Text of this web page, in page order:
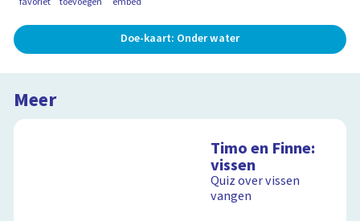
Doe-kaart: Onder water
Meer
Timo en Finne:
vissen
Quiz over vissen
vangen